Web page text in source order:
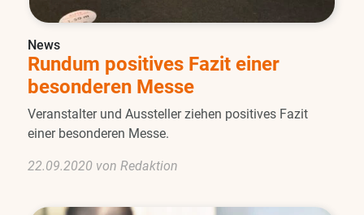
News
Rundum positives Fazit einer
besonderen Messe
Veranstalter und Aussteller ziehen positives Fazit
einer besonderen Messe.
22.09.2020 von Redaktion